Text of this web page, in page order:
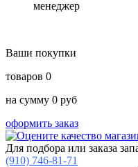
менеджер
Ваши покупки
товаров 0
на сумму 0 руб
оформить заказ
Для подбора или заказа
(910) 746-81-71